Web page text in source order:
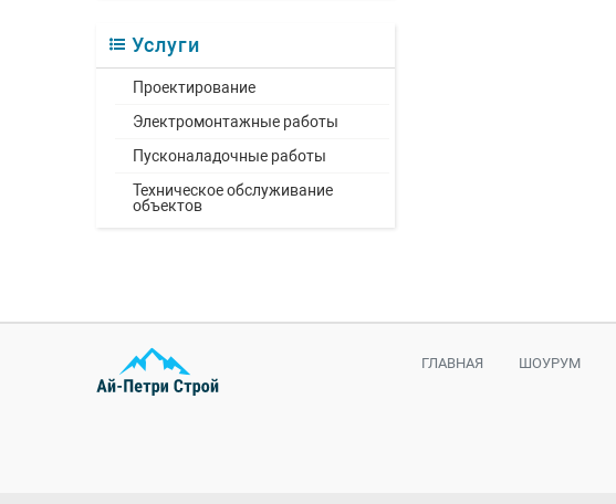
Услуги
Проектирование
Электромонтажные работы
Пусконаладочные работы
Техническое обслуживание
объектов
ГЛАВНАЯ ШОУРУМ